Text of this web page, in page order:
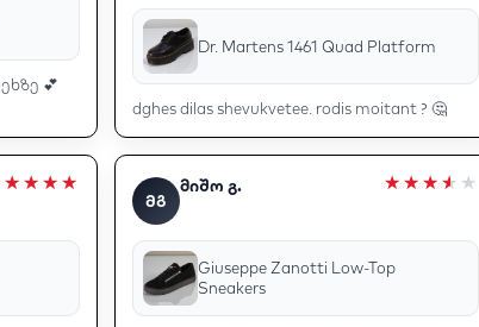
💕
Dr. Martens 1461 Quad Platform
dghes dilas shevukvetee. rodis moitant ? 🤔
ᲛᲒ
მიშო გ.
Giuseppe Zanotti Low-Top
Sneakers